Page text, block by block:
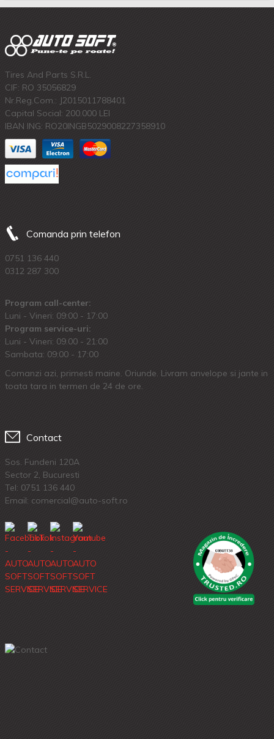
Tires And Parts S.R.L.
CIF: RO 35056829
Nr.Reg.Com.: J2015011788401
Capital Social: 200.000 LEI
IBAN ING: RO20INGB5029008227358910
Comanda prin telefon
0751 136 440
0312 287 300
Program call-center:
Luni - Vineri: 09:00 - 17:00
Program service-uri:
Luni - Vineri: 09.00 - 21:00
Sambata: 09:00 - 17:00
Comanzi azi, primesti maine. Oriunde. Livram anvelope si jante in
toata tara in termen de 24 de ore.
Contact
Sos. Fundeni 120A
Sector 2, Bucuresti
Tel: 0751 136 440
Email: comercial@auto-soft.ro